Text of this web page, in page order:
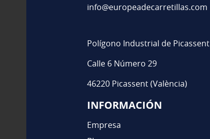
info@europeadecarretillas.com
Polígono Industrial de Picassent
Calle 6 Número 29
46220 Picassent (València)
INFORMACIÓN
Empresa